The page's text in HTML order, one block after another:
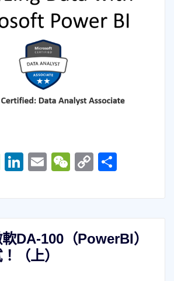
LineLinkedIn
Email
WeChat
Copy
分
DA-100（PowerBI）
（上）